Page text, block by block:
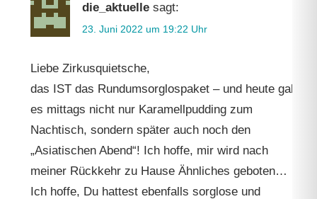
die_aktuelle sagt:
23. Juni 2022 um 19:22 Uhr
Liebe Zirkusquietsche,
das IST das Rundumsorglospaket – und heute gab
es mittags nicht nur Karamellpudding zum
Nachtisch, sondern später auch noch den
„Asiatischen Abend“! Ich hoffe, mir wird nach
meiner Rückkehr zu Hause Ähnliches geboten…
Ich hoffe, Du hattest ebenfalls sorglose und